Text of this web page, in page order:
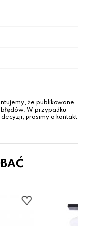
że publikowane
W przypadku
prosimy o kontakt